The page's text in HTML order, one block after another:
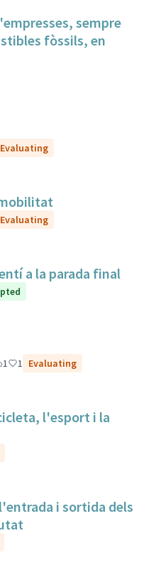
sempre
fòssils, en
Evaluating
Evaluating
a la parada final
1 1 Evaluating
l'esport i la
i sortida dels